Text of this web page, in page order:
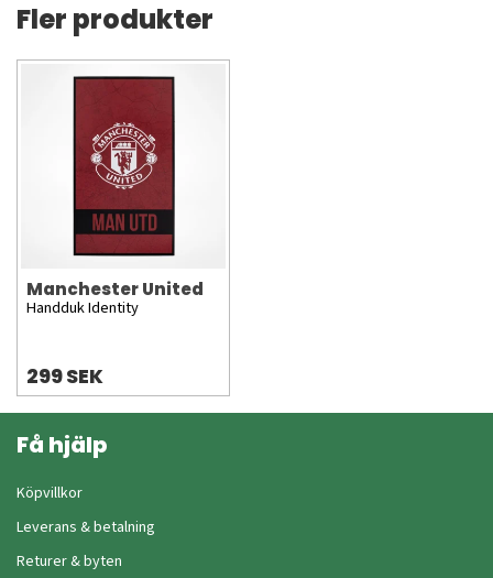
Fler produkter
Manchester United
Handduk Identity
299 SEK
Få hjälp
Köpvillkor
Leverans & betalning
Returer & byten